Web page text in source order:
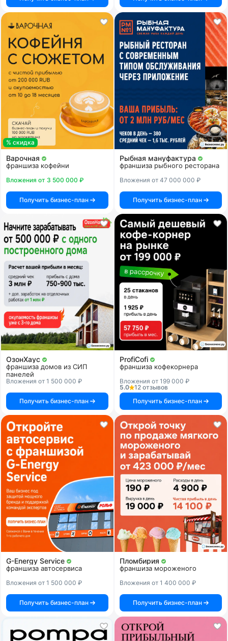
% скидка
Варочная
франшиза кофейни
Вложения от 3 500 000 ₽
Получить бизнес-план
Рыбная мануфактура
франшиза рыбного ресторана
Вложения от 47 000 000 ₽
Получить бизнес-план
ОзонХаус
франшиза домов из СИП
панелей
Вложения от 1 500 000 ₽
Получить бизнес-план
ProfiCofi
франшиза кофекорнера
Вложения от 199 000 ₽
5.0
12 отзывов
Получить бизнес-план
G-Energy Service
франшиза автосервиса
Вложения от 1 500 000 ₽
Получить бизнес-план
Пломбирия
франшиза мороженого
Вложения от 1 400 000 ₽
Получить бизнес-план